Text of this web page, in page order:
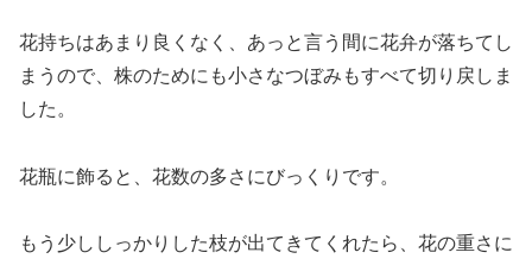
花持ちはあまり良くなく、あっと言う間に花弁が落ちてし
まうので、株のためにも小さなつぼみもすべて切り戻しま
した。
花瓶に飾ると、花数の多さにびっくりです。
もう少ししっかりした枝が出てきてくれたら、花の重さに